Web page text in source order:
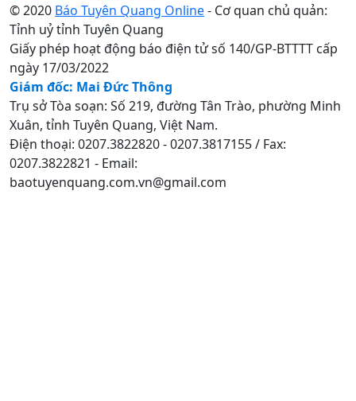
© 2020 Báo Tuyên Quang Online- Cơ quan chủ quản:
Tỉnh uỷ tỉnh Tuyên Quang
Giấy phép hoạt động báo điện tử số 140/GP-BTTTT cấp
ngày 17/03/2022
Giám đốc: Mai Đức Thông
Trụ sở Tòa soạn: Số 219, đường Tân Trào, phường Minh
Xuân, tỉnh Tuyên Quang, Việt Nam.
Điện thoại: 0207.3822820 - 0207.3817155 / Fax:
0207.3822821 - Email:
baotuyenquang.com.vn@gmail.com